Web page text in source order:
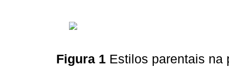
Figura 1 Estilos parentais